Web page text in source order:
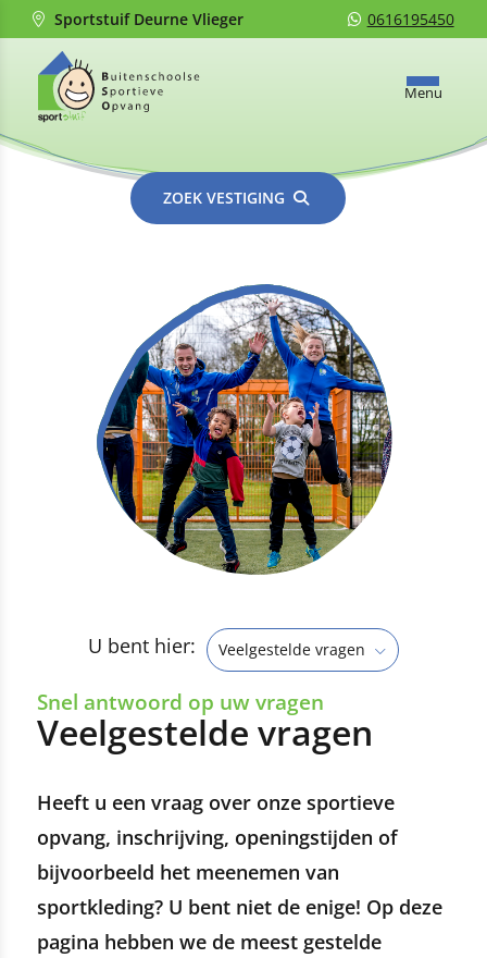
Sportstuif Deurne Vlieger 0616195450
Menu
ZOEK VESTIGING
U bent hier: Veelgestelde vragen
Snel antwoord op uw vragen
Veelgestelde vragen
Heeft u een vraag over onze sportieve
opvang, inschrijving, openingstijden of
bijvoorbeeld het meenemen van
sportkleding? U bent niet de enige! Op deze
pagina hebben we de meest gestelde